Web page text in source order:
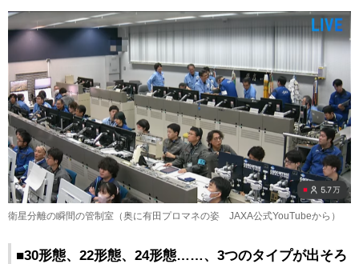
衛星分離の瞬間の管制室（奥に有田プロマネの姿 JAXA公式YouTubeから）
■30形態、22形態、24形態……、3つのタイプが出そろ